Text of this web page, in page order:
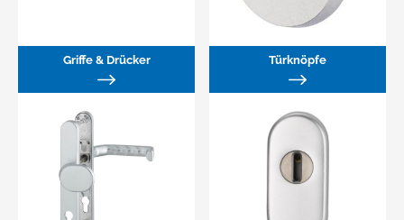
Griffe & Drücker Türknöpfe